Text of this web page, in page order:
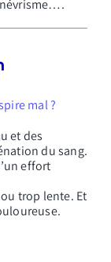
mal ?
et des
du sang.
effort
trop lente. Et